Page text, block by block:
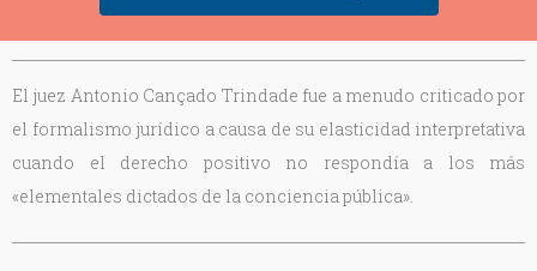
El juez Antonio Cançado Trindade fue a menudo criticado por
el formalismo jurídico a causa de su elasticidad interpretativa
cuando el derecho positivo no respondía a los más
«elementales dictados de la conciencia pública».